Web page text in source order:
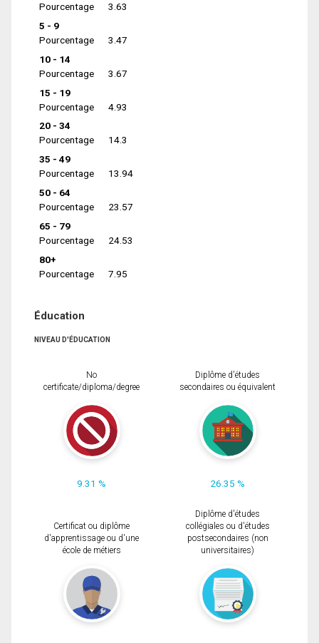
Pourcentage
3.63
5 - 9
Pourcentage
3.47
10 - 14
Pourcentage
3.67
15 - 19
Pourcentage
4.93
20 - 34
Pourcentage
14.3
35 - 49
Pourcentage
13.94
50 - 64
Pourcentage
23.57
65 - 79
Pourcentage
24.53
80+
Pourcentage
7.95
Éducation
NIVEAU D'ÉDUCATION
No
certificate/diploma/degree
9.31 %
Diplôme d'études
secondaires ou équivalent
26.35 %
Certificat ou diplôme
d'apprentissage ou d'une
école de métiers
Diplôme d'études
collégiales ou d'études
postsecondaires (non
universitaires)